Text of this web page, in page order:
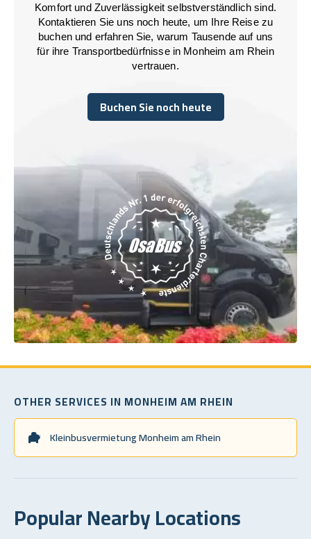
Komfort und Zuverlässigkeit selbstverständlich sind.
Kontaktieren Sie uns noch heute, um Ihre Reise zu
buchen und erfahren Sie, warum Tausende auf uns
für ihre Transportbedürfnisse in Monheim am Rhein
vertrauen.
Buchen Sie noch heute
Buchen Sie noch heute
OTHER SERVICES IN MONHEIM AM RHEIN
Kleinbusvermietung Monheim am Rhein
Popular Nearby Locations